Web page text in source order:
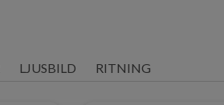
LJUSBILD RITNING